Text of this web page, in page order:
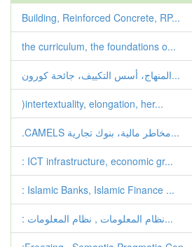
Building, Reinforced Concrete, RP...
the curriculum, the foundations o...
المنهاج، أسس التكييف، جائحة كورون...
)intertextuality, elongation, her...
.CAMELS مخاطر مالية، بنوك تجارية...
: ICT infrastructure, economic gr...
: Islamic Banks, Islamic Finance ...
: نظام المعلومات , نظام المعلومات...